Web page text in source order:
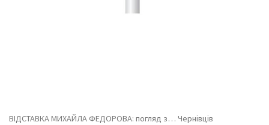
ВІДСТАВКА МИХАЙЛА ФЕДОРОВА: погляд з… Чернівців